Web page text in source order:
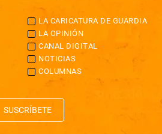
LA CARICATURA DE GUARDIA
LA OPINIÓN
CANAL DIGITAL
NOTICIAS
COLUMNAS
SUSCRÍBETE